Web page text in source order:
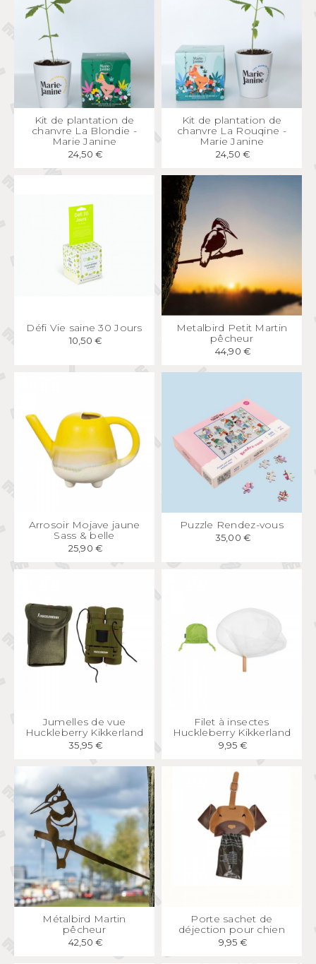
APERÇU RAPIDE
Kit de plantation de
chanvre La Blondie -
Marie Janine
24,50 €
APERÇU RAPIDE
Kit de plantation de
chanvre La Rouqine -
Marie Janine
24,50 €
APERÇU RAPIDE
Défi Vie saine 30 Jours
10,50 €
APERÇU RAPIDE
Metalbird Petit Martin
pêcheur
44,90 €
APERÇU RAPIDE
Arrosoir Mojave jaune
Sass & belle
25,90 €
APERÇU
Puzzle Rendez-vous
35,00 €
APERÇUJumelles de vue
Huckleberry Kikkerland
35,95 €
APERÇUFilet à insectes
Huckleberry Kikkerland
9,95 €
APERÇU RAPIDE
Métalbird Martin
pêcheur
42,50 €
APERÇU RAPIDE
Porte sachet de
déjection pour chien
9,95 €